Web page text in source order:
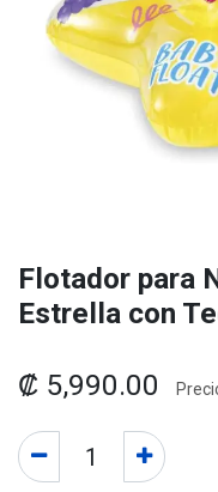
Flotador para
Estrella con
₡ 5,990.00